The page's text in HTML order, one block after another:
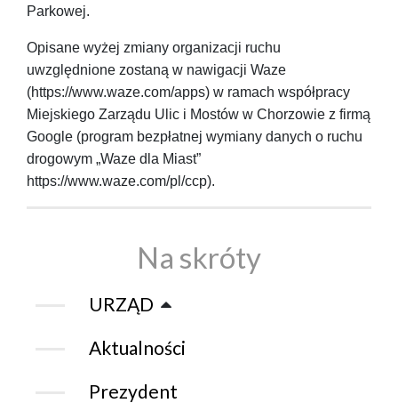
Parkowej.
Opisane wyżej zmiany organizacji ruchu
uwzględnione zostaną w nawigacji Waze
(https://www.waze.com/apps) w ramach współpracy
Miejskiego Zarządu Ulic i Mostów w Chorzowie z firmą
Google (program bezpłatnej wymiany danych o ruchu
drogowym „Waze dla Miast”
https://www.waze.com/pl/ccp).
Na skróty
URZĄD
Aktualności
Prezydent